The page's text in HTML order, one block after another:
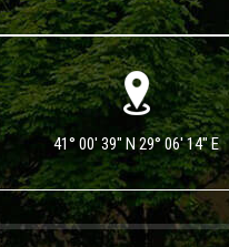
41° 00' 39" N 29° 06' 14" E